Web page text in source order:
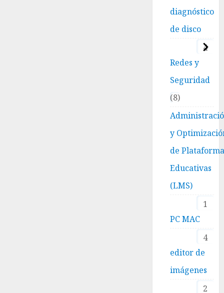
diagnóstico
de disco
4
Redes y
Seguridad
8
y
de
Educativas
(LMS)
1
PC MAC
4
editor de
imágenes
2